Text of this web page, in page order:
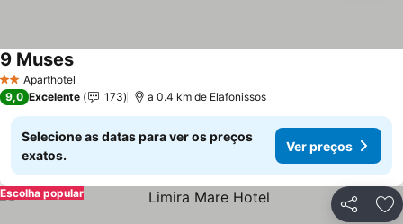
2 EstrelasAparthotel
9 MusesVer preços
9,0 Excelente 173 a 0.4 km de Elafonissos
Selecione as datas para ver os preços
exatos.
Ver preços
Partilhar
Escolha popular